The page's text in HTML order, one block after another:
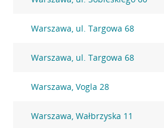
Warszawa, ul. Targowa 68
Warszawa, ul. Targowa 68
Warszawa, Vogla 28
Warszawa, Wałbrzyska 11